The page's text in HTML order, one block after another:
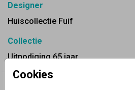
Cookies
Designer
Huiscollectie Fuif
Collectie
Uitnodiging 65 jaar